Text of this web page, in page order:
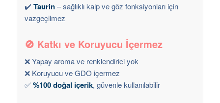
✔️Taurin– sağlıklı kalp ve göz fonksiyonları için
vazgeçilmez
🚫 Katkı ve Koruyucu İçermez
❌ Yapay aroma ve renklendirici yok
❌ Koruyucu ve GDO içermez
✅%100 doğal içerik, güvenle kullanılabilir